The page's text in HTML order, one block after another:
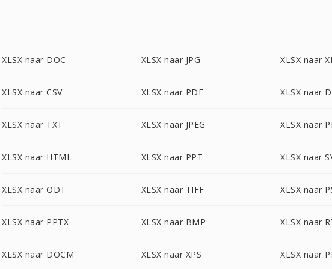
XLSX naar DOC XLSX naar JPG XLSX naar
XLSX naar CSV XLSX naar PDF XLSX naar
XLSX naar TXT XLSX naar JPEG XLSX naar
XLSX naar HTML XLSX naar PPT XLSX naar
XLSX naar ODT XLSX naar TIFF XLSX naar
XLSX naar PPTX XLSX naar BMP XLSX naar
XLSX naar DOCM XLSX naar XPS XLSX naar